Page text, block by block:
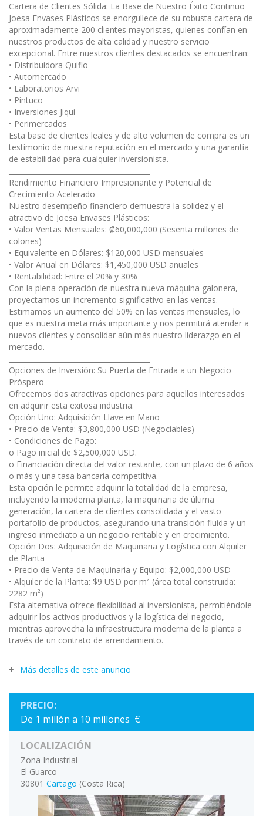
Cartera de Clientes Sólida: La Base de Nuestro Éxito Continuo
Joesa Envases Plásticos se enorgullece de su robusta cartera de
aproximadamente 200 clientes mayoristas, quienes confían en
nuestros productos de alta calidad y nuestro servicio
excepcional. Entre nuestros clientes destacados se encuentran:
• Distribuidora Quiflo
• Automercado
• Laboratorios Arvi
• Pintuco
• Inversiones Jiqui
• Perimercados
Esta base de clientes leales y de alto volumen de compra es un
testimonio de nuestra reputación en el mercado y una garantía
de estabilidad para cualquier inversionista.
Rendimiento Financiero Impresionante y Potencial de
Crecimiento Acelerado
Nuestro desempeño financiero demuestra la solidez y el
atractivo de Joesa Envases Plásticos:
• Valor Ventas Mensuales: ₡60,000,000 (Sesenta millones de
colones)
• Equivalente en Dólares: $120,000 USD mensuales
• Valor Anual en Dólares: $1,450,000 USD anuales
• Rentabilidad: Entre el 20% y 30%
Con la plena operación de nuestra nueva máquina galonera,
proyectamos un incremento significativo en las ventas.
Estimamos un aumento del 50% en las ventas mensuales, lo
que es nuestra meta más importante y nos permitirá atender a
nuevos clientes y consolidar aún más nuestro liderazgo en el
mercado.
Opciones de Inversión: Su Puerta de Entrada a un Negocio
Próspero
Ofrecemos dos atractivas opciones para aquellos interesados
en adquirir esta exitosa industria:
Opción Uno: Adquisición Llave en Mano
• Precio de Venta: $3,800,000 USD (Negociables)
• Condiciones de Pago:
o Pago inicial de $2,500,000 USD.
o Financiación directa del valor restante, con un plazo de 6 años
o más y una tasa bancaria competitiva.
Esta opción le permite adquirir la totalidad de la empresa,
incluyendo la moderna planta, la maquinaria de última
generación, la cartera de clientes consolidada y el vasto
portafolio de productos, asegurando una transición fluida y un
ingreso inmediato a un negocio rentable y en crecimiento.
Opción Dos: Adquisición de Maquinaria y Logística con Alquiler
de Planta
• Precio de Venta de Maquinaria y Equipo: $2,000,000 USD
• Alquiler de la Planta: $9 USD por m² (área total construida:
2282 m²)
Esta alternativa ofrece flexibilidad al inversionista, permitiéndole
adquirir los activos productivos y la logística del negocio,
mientras aprovecha la infraestructura moderna de la planta a
través de un contrato de arrendamiento.
Más detalles de este anuncio
PRECIO:
De 1 millón a 10 millones €
LOCALIZACIÓN
Zona Industrial
El Guarco
30801 Cartago (Costa Rica)